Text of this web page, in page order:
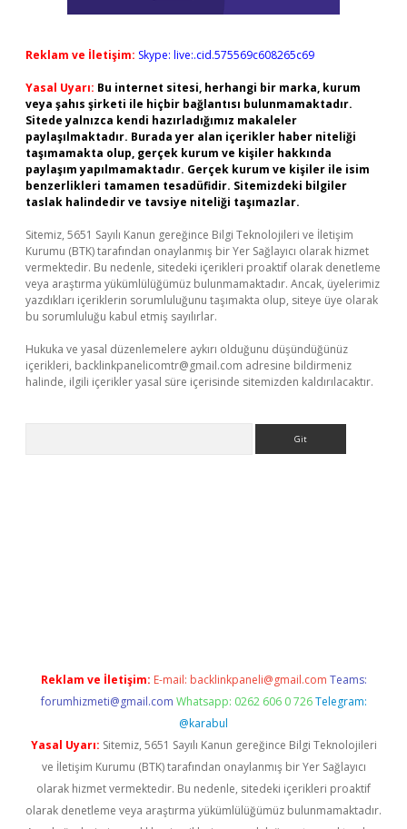
Reklam ve İletişim: Skype: live:.cid.575569c608265c69
Yasal Uyarı: Bu internet sitesi, herhangi bir marka, kurum
veya şahıs şirketi ile hiçbir bağlantısı bulunmamaktadır.
Sitede yalnızca kendi hazırladığımız makaleler
paylaşılmaktadır. Burada yer alan içerikler haber niteliği
taşımamakta olup, gerçek kurum ve kişiler hakkında
paylaşım yapılmamaktadır. Gerçek kurum ve kişiler ile isim
benzerlikleri tamamen tesadüfidir. Sitemizdeki bilgiler
taslak halindedir ve tavsiye niteliği taşımazlar.
Sitemiz, 5651 Sayılı Kanun gereğince Bilgi Teknolojileri ve İletişim
Kurumu (BTK) tarafından onaylanmış bir Yer Sağlayıcı olarak hizmet
vermektedir. Bu nedenle, sitedeki içerikleri proaktif olarak denetleme
veya araştırma yükümlülüğümüz bulunmamaktadır. Ancak, üyelerimiz
yazdıkları içeriklerin sorumluluğunu taşımakta olup, siteye üye olarak
bu sorumluluğu kabul etmiş sayılırlar.
Hukuka ve yasal düzenlemelere aykırı olduğunu düşündüğünüz
içerikleri, backlinkpanelicomtr@gmail.com adresine bildirmeniz
halinde, ilgili içerikler yasal süre içerisinde sitemizden kaldırılacaktır.
Reklam ve İletişim: E-mail: backlinkpaneli@gmail.com Teams:
forumhizmeti@gmail.com Whatsapp: 0262 606 0 726 Telegram:
@karabul
Yasal Uyarı: Sitemiz, 5651 Sayılı Kanun gereğince Bilgi Teknolojileri
ve İletişim Kurumu (BTK) tarafından onaylanmış bir Yer Sağlayıcı
olarak hizmet vermektedir. Bu nedenle, sitedeki içerikleri proaktif
olarak denetleme veya araştırma yükümlülüğümüz bulunmamaktadır.